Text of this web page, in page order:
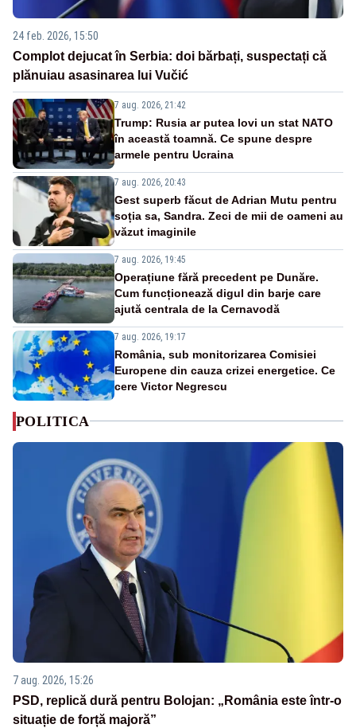
24 feb. 2026, 15:50
Complot dejucat în Serbia: doi bărbați, suspectați că
plănuiau asasinarea lui Vučić
7 aug. 2026, 21:42
Trump: Rusia ar putea lovi un stat NATO
în această toamnă. Ce spune despre
armele pentru Ucraina
7 aug. 2026, 20:43
Gest superb făcut de Adrian Mutu pentru
soția sa, Sandra. Zeci de mii de oameni au
văzut imaginile
7 aug. 2026, 19:45
Operațiune fără precedent pe Dunăre.
Cum funcționează digul din barje care
ajută centrala de la Cernavodă
7 aug. 2026, 19:17
România, sub monitorizarea Comisiei
Europene din cauza crizei energetice. Ce
cere Victor Negrescu
POLITICA
7 aug. 2026, 15:26
PSD, replică dură pentru Bolojan: „România este într-o
situație de forță majoră”